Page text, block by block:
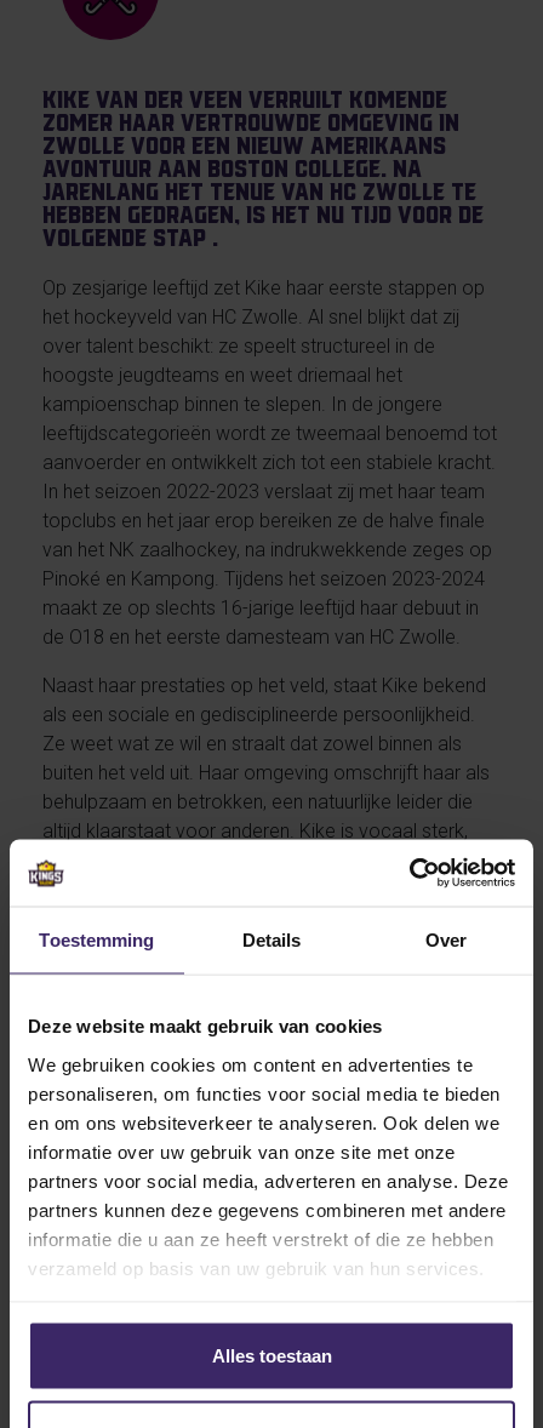
Toestemming Details Over
Deze website maakt gebruik van cookies
We gebruiken cookies om content en advertenties te
personaliseren, om functies voor social media te bieden
en om ons websiteverkeer te analyseren. Ook delen we
informatie over uw gebruik van onze site met onze
partners voor social media, adverteren en analyse. Deze
partners kunnen deze gegevens combineren met andere
informatie die u aan ze heeft verstrekt of die ze hebben
verzameld op basis van uw gebruik van hun services.
Alles toestaan
Kike van der Veen verruilt komende
zomer haar vertrouwde omgeving in
Zwolle voor een nieuw Amerikaans
avontuur aan Boston College. Na
jarenlang het tenue van HC Zwolle te
hebben gedragen, is het nu tijd voor de
volgende stap .
Op zesjarige leeftijd zet Kike haar eerste stappen op
het hockeyveld van HC Zwolle. Al snel blijkt dat zij
over talent beschikt: ze speelt structureel in de
hoogste jeugdteams en weet driemaal het
kampioenschap binnen te slepen. In de jongere
leeftijdscategorieën wordt ze tweemaal benoemd tot
aanvoerder en ontwikkelt zich tot een stabiele kracht.
In het seizoen 2022-2023 verslaat zij met haar team
topclubs en het jaar erop bereiken ze de halve finale
van het NK zaalhockey, na indrukwekkende zeges op
Pinoké en Kampong. Tijdens het seizoen 2023-2024
maakt ze op slechts 16-jarige leeftijd haar debuut in
de O18 en het eerste damesteam van HC Zwolle.
Naast haar prestaties op het veld, staat Kike bekend
als een sociale en gedisciplineerde persoonlijkheid.
Ze weet wat ze wil en straalt dat zowel binnen als
buiten het veld uit. Haar omgeving omschrijft haar als
behulpzaam en betrokken, een natuurlijke leider die
altijd klaarstaat voor anderen. Kike is vocaal sterk,
motiveert haar teamgenoten, en beschikt over een
sterk verantwoordelijkheidsgevoel. Ze combineert
zelfvertrouwen en zelfstandigheid.
een prestigieuze universiteit in Massachusetts. Boston
College staat bekend om zijn fanatieke sportcultuur
en het sterke hockeyprogramma. Ze zal niet de
eerste KingsTalent speelster zijn die zich bij de
‘Eagles’ voegt.
We wensen Kike ontzettend veel succes en plezier
tijdens haar avontuur aan Boston College!
Other articles in Signings